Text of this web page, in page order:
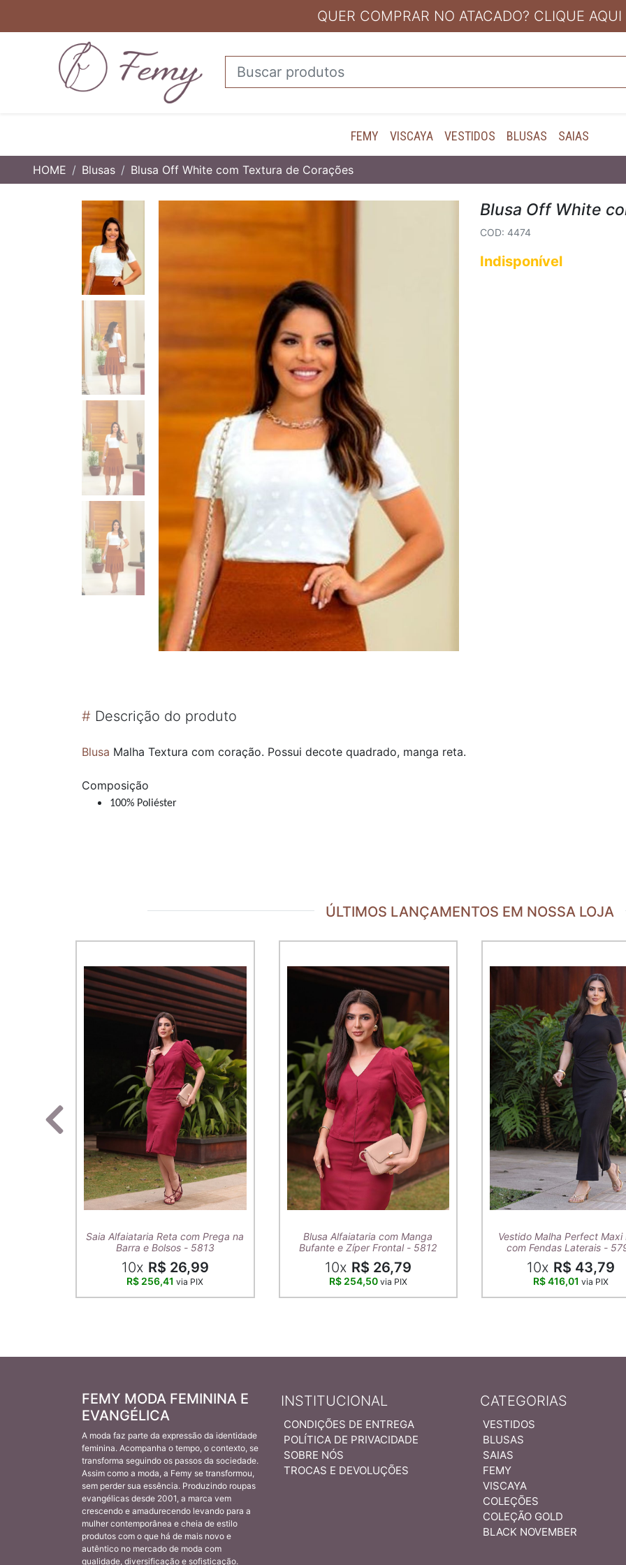
QUER COMPRAR NO ATACADO? CLIQUE AQUI
FEMY VISCAYA VESTIDOS BLUSAS SAIAS
HOME Blusas Blusa Off White com Textura de Corações
Blusa Off White
COD: 4474
Indisponível
# Descrição do produto
Blusa Malha Textura com coração. Possui decote quadrado, manga reta.
Composição
100% Poliéster
ÚLTIMOS LANÇAMENTOS EM NOSSA LOJA
Saia Alfaiataria Reta com Prega na
Barra e Bolsos - 5813
10x R$ 26,99
R$ 256,41via PIX
Blusa Alfaiataria com Manga
Bufante e Zíper Frontal - 5812
10x R$ 26,79
R$ 254,50 via PIX
Vestido Malha Perfect Maxi
com Fendas Laterais -
10x R$ 43,79
R$ 416,01via PIX
INSTITUCIONAL
CONDIÇÕES DE ENTREGA
POLÍTICA DE PRIVACIDADE
SOBRE NÓS
TROCAS E DEVOLUÇÕES
CATEGORIAS
VESTIDOS
BLUSAS
SAIAS
FEMY
VISCAYA
COLEÇÕES
COLEÇÃO GOLD
BLACK NOVEMBER
FEMY MODA FEMININA E
EVANGÉLICA
A moda faz parte da expressão da identidade
feminina. Acompanha o tempo, o contexto, se
transforma seguindo os passos da sociedade.
Assim como a moda, a Femy se transformou,
sem perder sua essência. Produzindo roupas
evangélicas desde 2001, a marca vem
crescendo e amadurecendo levando para a
mulher contemporânea e cheia de estilo
produtos com o que há de mais novo e
autêntico no mercado de moda com
qualidade, diversificação e sofisticação.